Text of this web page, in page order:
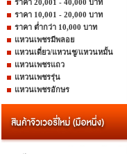
ราคา 20,001 - 40,000 บาท
ราคา 10,001 - 20,000 บาท
ราคา ต่ำกว่า 10,000 บาท
แหวนเพชรมีพลอย
แหวนเดี่ยว/แหวนชู/แหวนหมั้น
แหวนเพชรแถว
แหวนเพชรรุ่น
แหวนเพชรอักษร